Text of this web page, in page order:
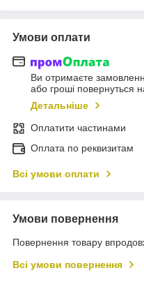
Умови оплати
Ви отримаєте
або гроші повернуться
Детальніше
Оплатити частинами
Оплата по реквизитам
Всі умови оплати
Умови повернення
Повернення товару
Всі умови повернення